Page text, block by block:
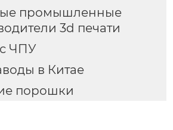
промышленные
3d печати
с ЧПУ
в Китае
порошки